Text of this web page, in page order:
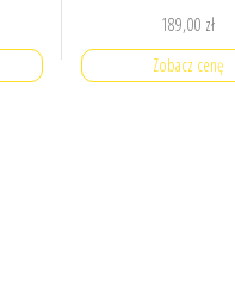
189,00 zł
Zobacz cenę